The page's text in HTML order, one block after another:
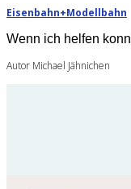
Eisenbahn+Modellbahn
Wenn ich helfen
Autor Michael Jähnichen